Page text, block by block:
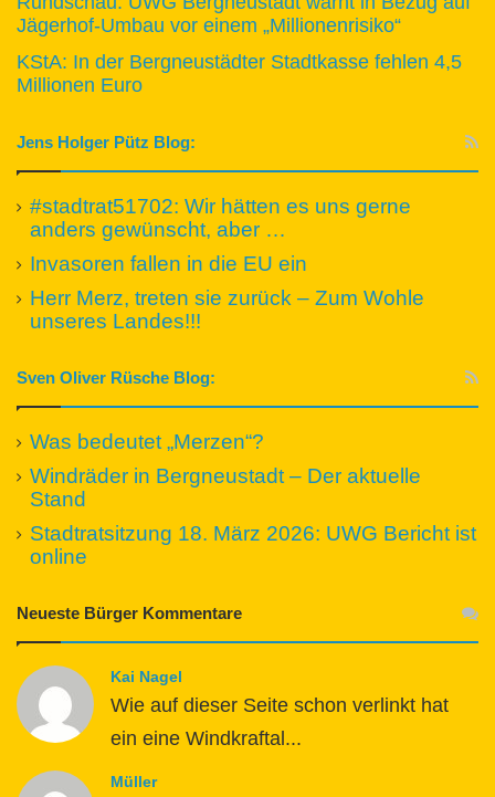
Jägerhof-Umbau vor einem „Millionenrisiko“
KStA: In der Bergneustädter Stadtkasse fehlen 4,5
Millionen Euro
Jens Holger Pütz Blog:
#stadtrat51702: Wir hätten es uns gerne
anders gewünscht, aber …
Invasoren fallen in die EU ein
Herr Merz, treten sie zurück – Zum Wohle
unseres Landes!!!
Sven Oliver Rüsche Blog:
Was bedeutet „Merzen“?
Windräder in Bergneustadt – Der aktuelle
Stand
Stadtratsitzung 18. März 2026: UWG Bericht ist
online
Neueste Bürger Kommentare
Kai Nagel
Wie auf dieser Seite schon verlinkt hat
ein eine Windkraftal...
Müller